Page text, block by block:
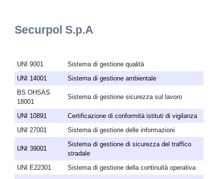
Securpol S.p.A
UNI 9001
Sistema di gestione qualità
UNI 14001
Sistema di gestione ambientale
BS OHSAS
18001
Sistema di gestione sicurezza sul lavoro
UNI 10891
Certificazione di conformità istituti di vigilanza
UNI 27001
Sistema di gestione delle informazioni
UNI 39001
Sistema di gestione di sicurezza del traffico
stradale
UNI E22301
Sistema di gestione della continuità operativa